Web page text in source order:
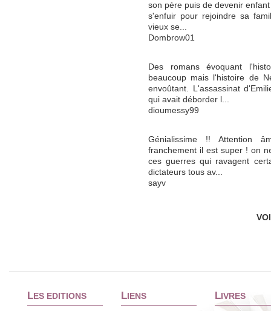
son père puis de devenir
s'enfuir pour rejoindre sa
vieux se...
Dombrow01
Des romans évoquant
beaucoup mais l'histoire de
envoûtant. L'assassinat
qui avait déborder l...
dioumessy99
Génialissime !! Attention
franchement il est super ! on
ces guerres qui ravagent
dictateurs tous av...
sayv
LES EDITIONS LIENS LIVRES